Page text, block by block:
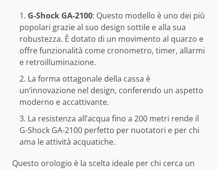
G-Shock GA-2100: Questo modello è uno dei più
popolari grazie al suo design sottile e alla sua
robustezza. È dotato di un movimento al quarzo e
offre funzionalità come cronometro, timer, allarmi
e retroilluminazione.
La forma ottagonale della cassa è
un’innovazione nel design, conferendo un aspetto
moderno e accattivante.
La resistenza all’acqua fino a 200 metri rende il
G-Shock GA-2100 perfetto per nuotatori e per chi
ama le attività acquatiche.
Questo orologio è la scelta ideale per chi cerca un